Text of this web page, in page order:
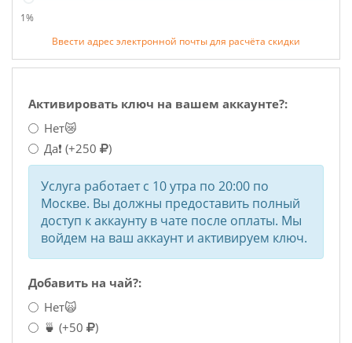
1%
Ввести адрес электронной почты для расчёта скидки
Активировать ключ на вашем аккаунте?:
Нет😿
Да❗ (+250 )
Услуга работает с 10 утра по 20:00 по
Москве. Вы должны предоставить полный
доступ к аккаунту в чате после оплаты. Мы
войдем на ваш аккаунт и активируем ключ.
Добавить на чай?:
Нет🙀
🍵 (+50
)